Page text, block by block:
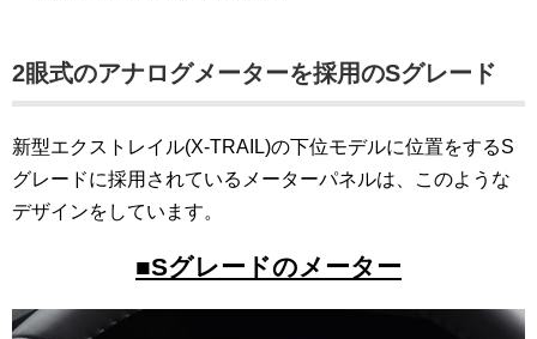
2眼式のアナログメーターを採用のSグレード
新型エクストレイル(X-TRAIL)の下位モデルに位置をするS
グレードに採用されているメーターパネルは、このような
デザインをしています。
■Sグレードのメーター